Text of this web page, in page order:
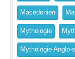
Macédonien
Mythologie
Mythologie Anglo-